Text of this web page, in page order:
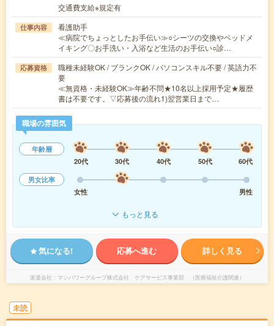
交通費支給※規定有
仕事内容
看護助手
≪病院でちょっとしたお手伝い≫○シーツの交換やベッドメ
イキング〇お手洗い・入浴など生活のお手伝い○診…
応募資格
職種未経験OK / ブランクOK / パソコンスキル不要 / 英語力不
要
≪無資格・未経験OK≫年齢不問★10名以上採用予定★履歴
書は不要です。▽応募後の流れ1)翌営業日まで…
職場の雰囲気
年齢層
20代
30代 40代 50代
60代
男女比率
女性
男性
もっと見る
気になる! 応募へ進む 詳しく見る
派遣会社 マンパワーグループ株式会社 ケアサービス事業部 （医療福祉介護関連）
未読